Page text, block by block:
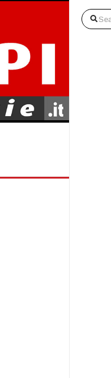
Search